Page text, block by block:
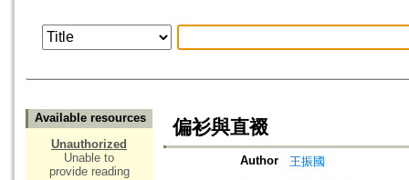
Available resources
Unauthorized
Unable to
provide reading
偏衫與直裰
Author
王振國